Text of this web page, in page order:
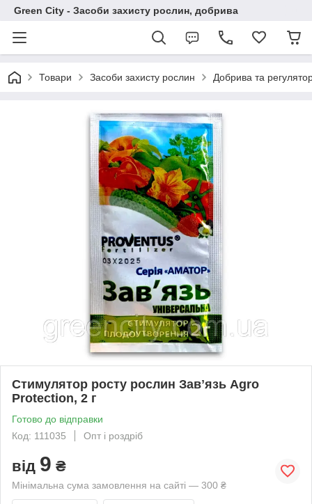
Green City - Засоби захисту рослин, добрива
Товари Засоби захисту рослин Добрива та
Стимулятор росту рослин Завʼязь Agro
Protection, 2 г
Готово до відправки
Код: 111035
Опт і роздріб
від 9 ₴
Мінімальна сума замовлення на сайті — 300 ₴